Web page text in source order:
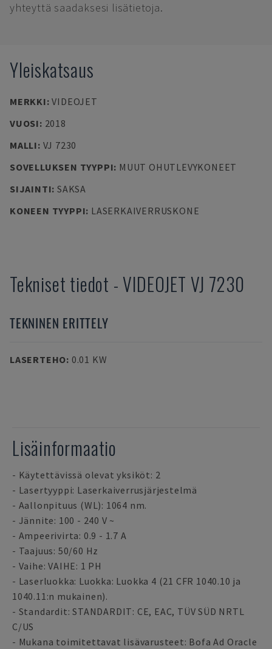
yhteyttä saadaksesi lisätietoja.
Yleiskatsaus
MERKKI:VIDEOJET
VUOSI: 2018
MALLI: VJ 7230
SOVELLUKSEN TYYPPI: MUUT OHUTLEVYKONEET
SIJAINTI: SAKSA
KONEEN TYYPPI: LASERKAIVERRUSKONE
Tekniset tiedot - VIDEOJET VJ 7230
TEKNINEN ERITTELY
LASERTEHO: 0.01 KW
Lisäinformaatio
- Käytettävissä olevat yksiköt: 2
- Lasertyyppi: Laserkaiverrusjärjestelmä
- Aallonpituus (WL): 1064 nm.
- Jännite: 100 - 240 V ~
- Ampeerivirta: 0.9 - 1.7 A
- Taajuus: 50/60 Hz
- Vaihe: VAIHE: 1 PH
- Laserluokka: Luokka: Luokka 4 (21 CFR 1040.10 ja
1040.11:n mukainen).
- Standardit: STANDARDIT: CE, EAC, TÜV SÜD NRTL
C/US
- Mukana toimitettavat lisävarusteet: Bofa Ad Oracle